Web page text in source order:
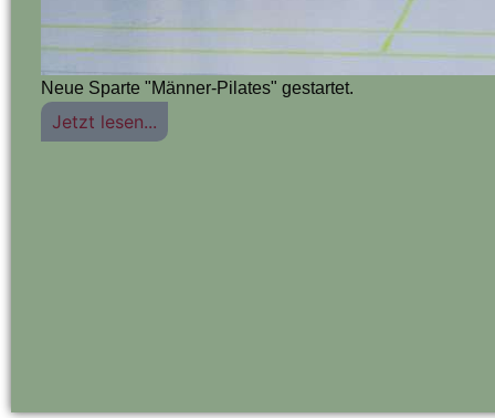
Neue Sparte "Männer-Pilates" gestartet.
Jetzt lesen...